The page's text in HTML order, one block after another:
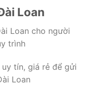
Loan
Loan cho người
trình
tín, giá rẻ để gửi
Loan